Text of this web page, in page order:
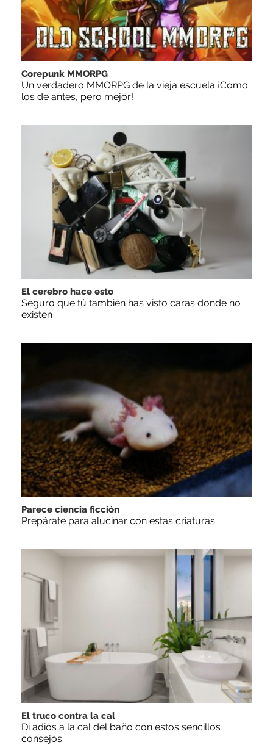
Corepunk MMORPG
Un verdadero MMORPG de la vieja escuela ¡Cómo
los de antes, pero mejor!
El cerebro hace esto
Seguro que tú también has visto caras donde no
existen
Parece ciencia ficción
Prepárate para alucinar con estas criaturas
El truco contra la cal
Di adiós a la cal del baño con estos sencillos
consejos